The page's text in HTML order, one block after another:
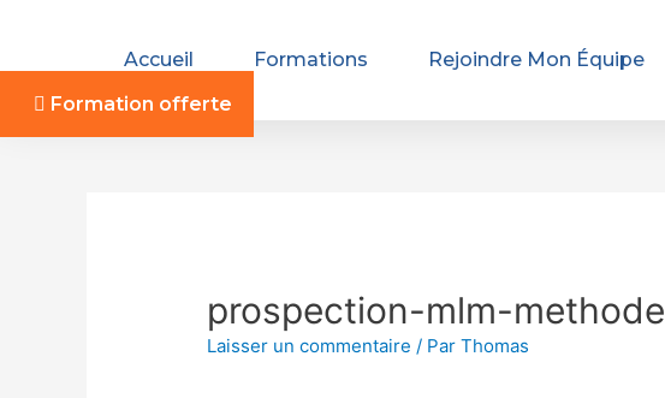
Accueil Formations Rejoindre Mon Équipe
Formation offerte
prospection-mlm-methode
Laisser un commentaire / ParThomas